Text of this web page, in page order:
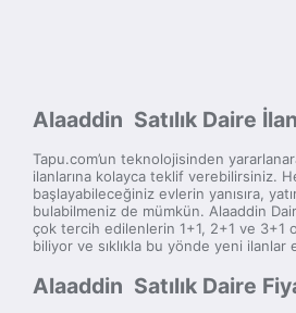
Alaaddin Satılık Daire
Tapu.com’un teknolojisinden
ilanlarına kolayca teklif verebilirsiniz.
başlayabileceğiniz evlerin yanısıra,
bulabilmeniz de mümkün. Alaaddin
çok tercih edilenlerin 1+1, 2+1 ve 3+1
biliyor ve sıklıkla bu yönde yeni ilanlar
Alaaddin Satılık Daire